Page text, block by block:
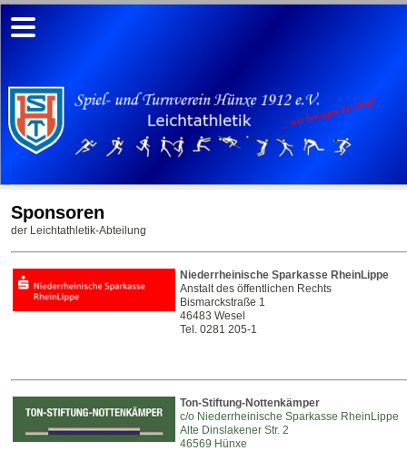
Sponsoren
der Leichtathletik-Abteilung
Niederrheinische Sparkasse RheinLippe
Anstalt des öffentlichen Rechts
Bismarckstraße 1
46483 Wesel
Tel. 0281 205-1
Ton-Stiftung-Nottenkämper
c/o Niederrheinische Sparkasse RheinLippe
Alte Dinslakener Str. 2
46569 Hünxe